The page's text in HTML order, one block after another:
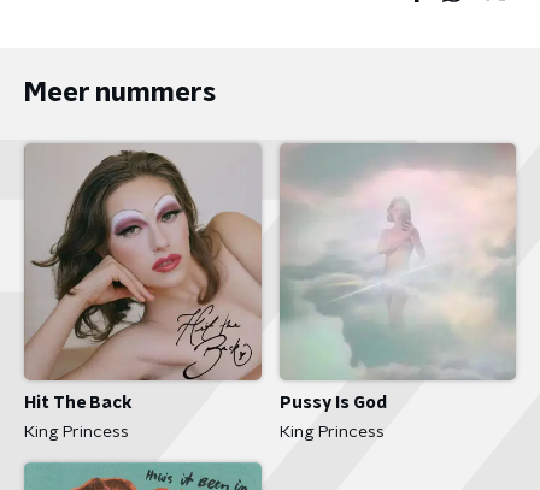
Meer nummers
Hit The Back
King Princess
Pussy Is God
King Princess